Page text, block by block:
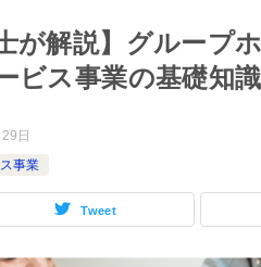
が解説】グループ
ビス事業の基礎知識
日
事業
Tweet